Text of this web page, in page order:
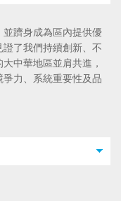
躋身成為區內提供優
了我們持續創新、不
中華地區並肩共進，
力、系統重要性及品